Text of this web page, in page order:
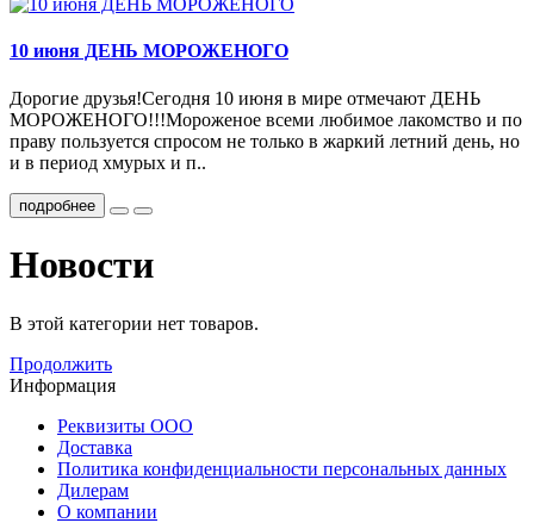
10 июня ДЕНЬ МОРОЖЕНОГО
Дорогие друзья!Сегодня 10 июня в мире отмечают ДЕНЬ
МОРОЖЕНОГО!!!Мороженое всеми любимое лакомство и по
праву пользуется спросом не только в жаркий летний день, но
и в период хмурых и п..
подробнее
Новости
В этой категории нет товаров.
Продолжить
Информация
Реквизиты ООО
Доставка
Политика конфиденциальности персональных данных
Дилерам
О компании